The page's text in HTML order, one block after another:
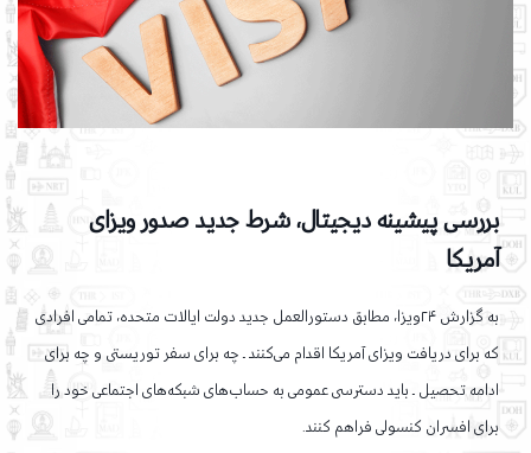
بررسی پیشینه دیجیتال، شرط جدید صدور ویزای
آمریکا
به گزارش ۲۴ویزا، مطابق دستورالعمل جدید دولت ایالات متحده، تمامی افرادی
که برای دریافت ویزای آمریکا اقدام می‌کنند ـ‌ چه برای سفر توریستی و چه برای
ادامه تحصیل ـ باید دسترسی عمومی به حساب‌های شبکه‌های اجتماعی خود را
برای افسران کنسولی فراهم کنند.